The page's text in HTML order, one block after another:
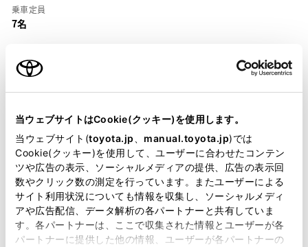
当ウェブサイトはCookie(クッキー)を使用します。
当ウェブサイト(toyota.jp manual.toyota.jp)では
Cookie(クッキー)を使用して、ユーザーに合わせたコンテン
ツや広告の表示、ソーシャルメディアの提供、広告の表示回
数やクリック数の測定を行っています。またユーザーによる
サイト利用状況についても情報を収集し、ソーシャルメディ
アや広告配信、データ解析の各パートナーと共有していま
す。各パートナーは、ここで収集された情報とユーザーが各
パートナーに提供した他の情報、ユーザーが各パートナーの
乗車定員
7名
Q-LS130W
全長×全幅×全高
ホイールベース ※1
2730mm
トレッド前／後
1455/1400mm
室内長×室内幅× 室内高
2930 × 1475 ×1230mm